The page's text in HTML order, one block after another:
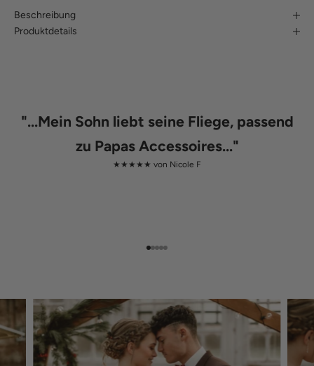
Beschreibung
Produktdetails
"...Mein Sohn liebt seine Fliege, passend
zu Papas Accessoires..."
★★★★★ von Nicole F
Gehe zu Element 1
Gehe zu Element 2
Gehe zu Element 3
Gehe zu Element 4
Gehe zu Element 5